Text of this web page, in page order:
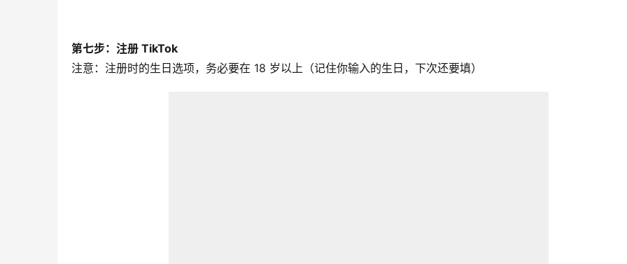
第七步：注册 TikTok
注意：注册时的生日选项，务必要在 18 岁以上（记住你输入的生日，下次还要填）